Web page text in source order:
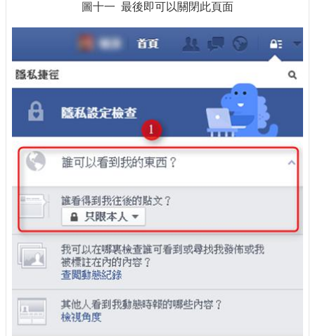
圖十一 最後即可以關閉此頁面